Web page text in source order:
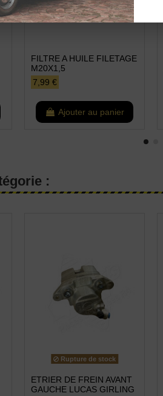
FILTRE A HUILE FILETAGE
M20X1,5
7,99 €
Ajouter au panier
:
Rupture de stock
ETRIER DE FREIN AVANT
GAUCHE LUCAS GIRLING